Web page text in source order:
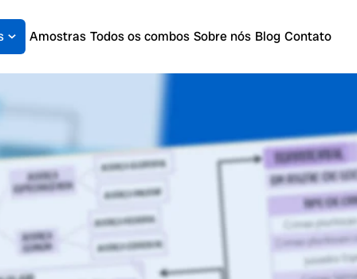
Amostras Todos os combos Sobre nós Blog Contato